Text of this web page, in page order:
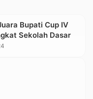
Bupati Cup IV
Sekolah Dasar